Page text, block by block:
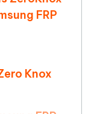
FRP
Knox